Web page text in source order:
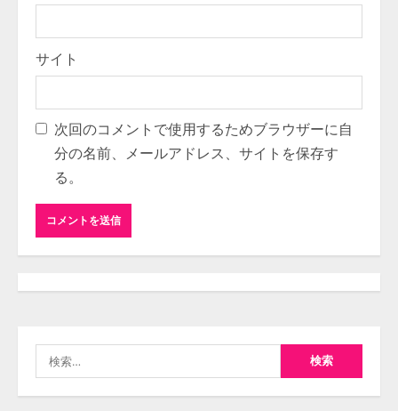
サイト
次回のコメントで使用するためブラウザーに自
分の名前、メールアドレス、サイトを保存す
る。
索: